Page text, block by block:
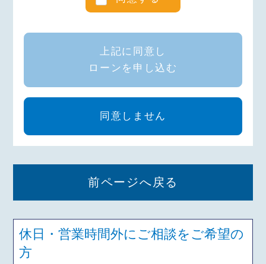
場合においても、本同意書の各同意
条項がそれに優先して適用されるこ
とに同意いたします。
第１条（個人情報の利用目的）
申込人（契約成立後の契約者、連帯
保護に関する法律に基づき、次の業
務ならびに利用目的の達成に必要な
利用することに同意いたします。
1.業務の内容
上記に同意し
ローンを申し込む
同意しません
前ページへ戻る
休日・営業時間外にご相談をご希望の
方